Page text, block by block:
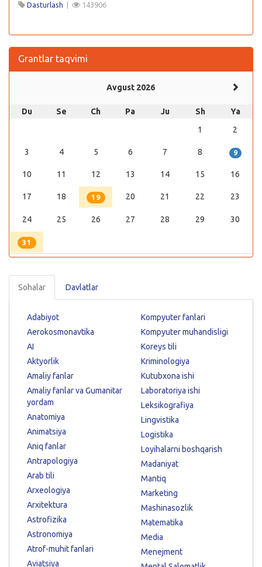
Dasturlash 143906
Grantlar taqvimi
Avgust 2026
Du Se Ch Pa Ju Sh
Ya
1
2
3 4 5 6 7 8 9
10 11 12 13 14 15 16
17 18 19 20 21 22 23
24 25 26 27 28 29 30
31
Sohalar Davlatlar
Adabiyot
Aerokosmonavtika
AI
Aktyorlik
Amaliy fanlar
Amaliy fanlar va Gumanitar
yordam
Anatomiya
Animatsiya
Aniq fanlar
Antrapologiya
Arab tili
Arxeologiya
Arxitektura
Astrofizika
Astronomiya
Atrof-muhit fanlari
Aviatsiya
Kompyuter fanlari
Kompyuter muhandisligi
Koreys tili
Kriminologiya
Kutubxona ishi
Laboratoriya ishi
Leksikografiya
Lingvistika
Logistika
Loyihalarni boshqarish
Madaniyat
Mantiq
Marketing
Mashinasozlik
Matematika
Media
Menejment